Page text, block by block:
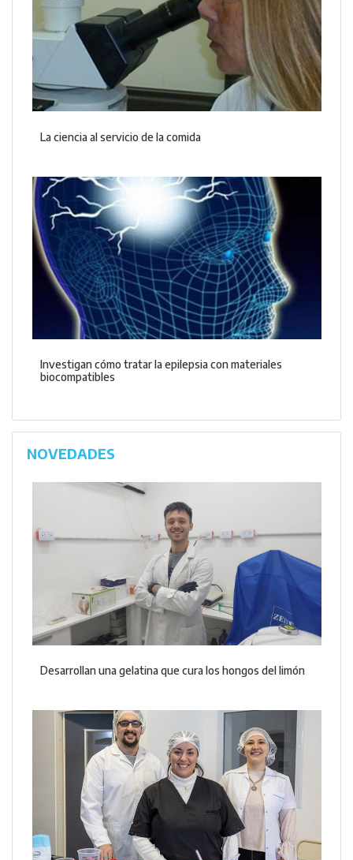
La ciencia al servicio de la comida
Investigan cómo tratar la epilepsia con materiales
biocompatibles
NOVEDADES
Desarrollan una gelatina que cura los hongos del limón